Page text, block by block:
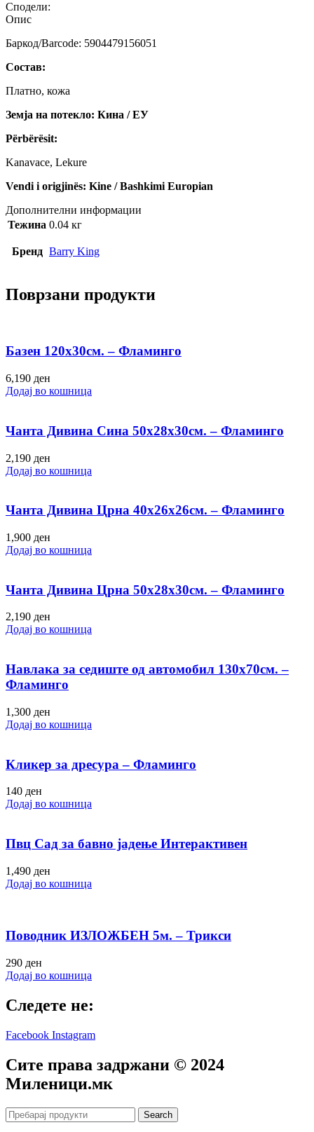
Сподели:
Опис
Баркод/Barcode: 5904479156051
Состав:
Платно, кожа
Земја на потекло: Кина / ЕУ
Përbërësit:
Kanavace, Lekure
Vendi i origjinës: Kine / Bashkimi Europian
Дополнителни информации
Тежина 0.04 кг
Бренд Barry King
Поврзани продукти
Базен 120х30см. – Фламинго
6,190 ден
Додај во кошница
Чанта Дивина Сина 50х28х30см. – Фламинго
2,190 ден
Додај во кошница
Чанта Дивина Црна 40х26х26см. – Фламинго
1,900 ден
Додај во кошница
Чанта Дивина Црна 50х28х30см. – Фламинго
2,190 ден
Додај во кошница
Навлака за седиште од автомобил 130х70см. –
Фламинго
1,300 ден
Додај во кошница
Кликер за дресура – Фламинго
140 ден
Додај во кошница
Пвц Сад за бавно јадење Интерактивен
1,490 ден
Додај во кошница
Поводник ИЗЛОЖБЕН 5м. – Трикси
290 ден
Додај во кошница
Следете не:
Facebook Instagram
Сите права задржани © 2024
Mиленици.мк
Search